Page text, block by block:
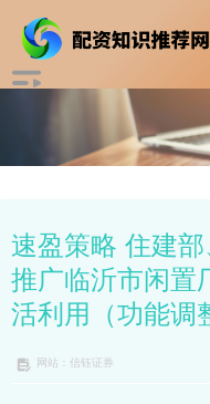
速盈策略 住建
推广临沂市闲置
活利用（功能调
网站：信钰证券